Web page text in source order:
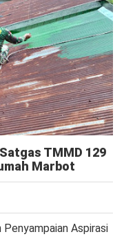
TMMD 129
Marbot
Aspirasi